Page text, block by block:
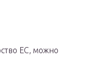
ЕС, можно